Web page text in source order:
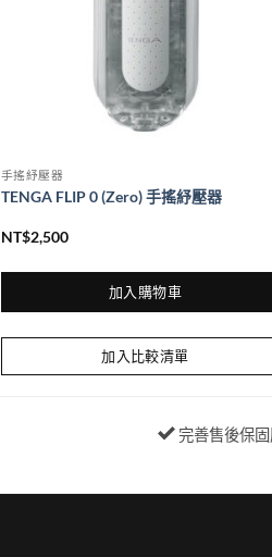
手搖紓壓器
TENGA FLIP 0 (Zero) 手搖紓壓器
NT$2,500
加入購物車
加入比較清單
完善售後保